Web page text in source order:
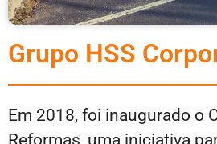
Grupo HSS
Em 2018, foi inaugurado o
Reformas, uma iniciativa